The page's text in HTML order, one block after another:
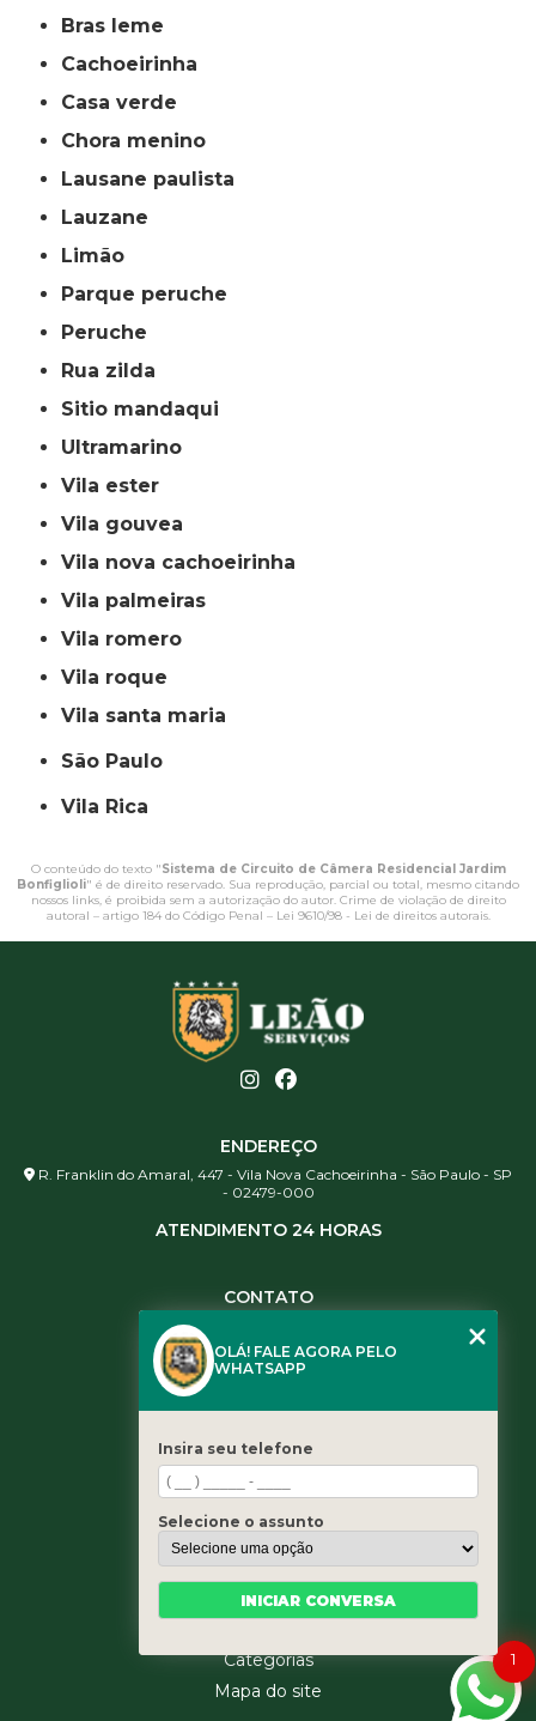
bras leme
cachoeirinha
casa verde
chora menino
lausane paulista
lauzane
limão
parque peruche
peruche
rua zilda
sitio mandaqui
ultramarino
vila ester
vila gouvea
vila nova cachoeirinha
vila palmeiras
vila romero
vila roque
vila santa maria
São Paulo
Vila Rica
O conteúdo do texto "Sistema de Circuito de Câmera Residencial Jardim
Bonfiglioli" é de direito reservado. Sua reprodução, parcial ou total, mesmo citando
nossos links, é proibida sem a autorização do autor. Crime de violação de direito
autoral – artigo 184 do Código Penal – Lei 9610/98 - Lei de direitos autorais.
ENDEREÇO
R. Franklin do Amaral, 447 - Vila Nova Cachoeirinha - São Paulo - SP
- 02479-000
ATENDIMENTO 24 HORAS
CONTATO
(11) 3461-5871
contato@leaoservicos.com.br
Home
Quem somos
Serviços
Blog
Categorias
Mapa do site
1
OLÁ! FALE AGORA PELO
WHATSAPP
Insira seu telefone
Selecione o assunto
INICIAR CONVERSA